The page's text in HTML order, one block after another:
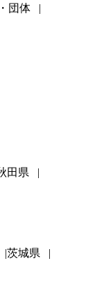
団体
田県
茨城県